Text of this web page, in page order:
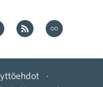
YouTubesssa
Kauppa LinkedInissä
Kauppa on RSS
·